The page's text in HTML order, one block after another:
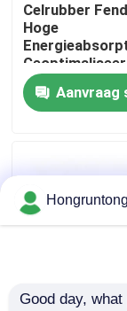
Fabriekstocht
Dok
Pneumatisch
Celrubber
Hoge
LageAanvraag
Hongruntong
Good day,